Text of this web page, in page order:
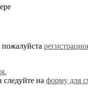
на форму для